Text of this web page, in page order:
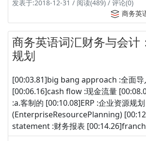
发表于:2018-12-31 / 阅读(489) / 评论(0)
商务英
商务英语词汇财务与会计
规划
[00:03.81]big bang approach :全面导
[00:06.16]cash flow :现金流量
:a.客制的 [00:10.08]ERP :企业资源规划
(EnterpriseResourcePlanning)
statement :财务报表